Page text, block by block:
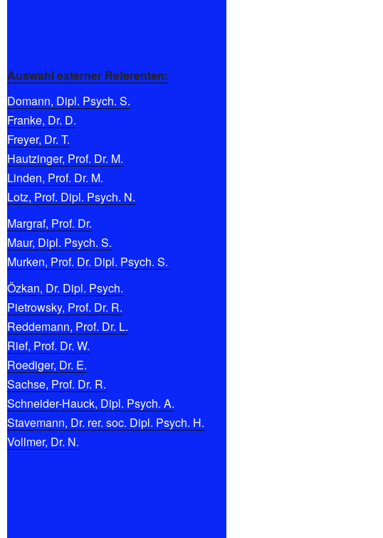
Auswahl externer Referenten:
Domann, Dipl. Psych. S.
Franke, Dr. D.
Freyer, Dr. T.
Hautzinger, Prof. Dr. M.
Linden, Prof. Dr. M.
Lotz, Prof. Dipl. Psych. N.
Margraf, Prof. Dr.
Maur, Dipl. Psych. S.
Murken, Prof. Dr. Dipl. Psych. S.
Özkan, Dr. Dipl. Psych.
Pietrowsky, Prof. Dr. R.
Reddemann, Prof. Dr. L.
Rief, Prof. Dr. W.
Roediger, Dr. E.
Sachse, Prof. Dr. R.
Schneider-Hauck, Dipl. Psych. A.
Stavemann, Dr. rer. soc. Dipl. Psych. H.
Vollmer, Dr. N.